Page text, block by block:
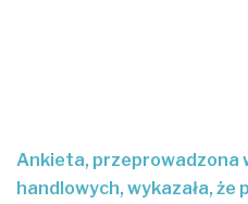
Ankieta, przeprowadzona
handlowych, wykazała, że